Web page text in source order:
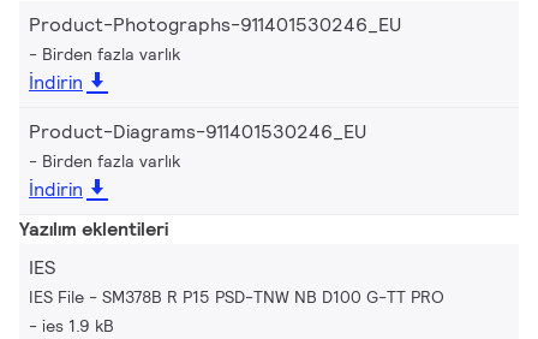
Product-Photographs-911401530246_EU
Birden fazla varlık
İndirin
Product-Diagrams-911401530246_EU
Birden fazla varlık
İndirin
Yazılım eklentileri
IES
IES File - SM378B R P15 PSD-TNW NB D100 G-TT PRO
ies 1.9 kB